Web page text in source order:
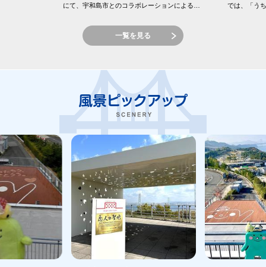
にて、宇和島市とのコラボレーションによる
ロ 宇和島フェア〜」を開催...
では、「う
一覧を見る